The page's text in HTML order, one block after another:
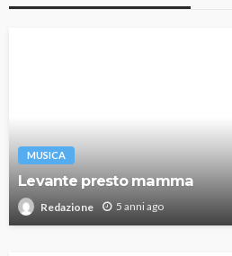
MUSICA
Levante presto mamma
Redazione 5 anni ago